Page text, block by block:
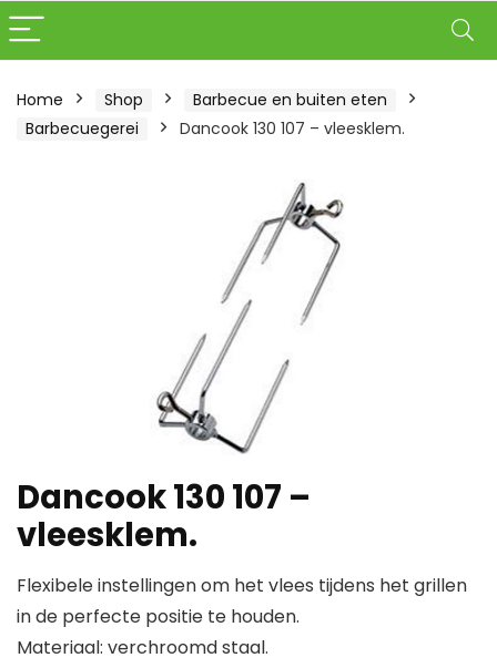
Home Shop
Barbecue en buiten eten
Barbecuegerei
Dancook 130 107 – vleesklem.
Dancook 130 107 –
vleesklem.
Flexibele instellingen om het vlees tijdens het grillen
in de perfecte positie te houden.
Materiaal: verchroomd staal.